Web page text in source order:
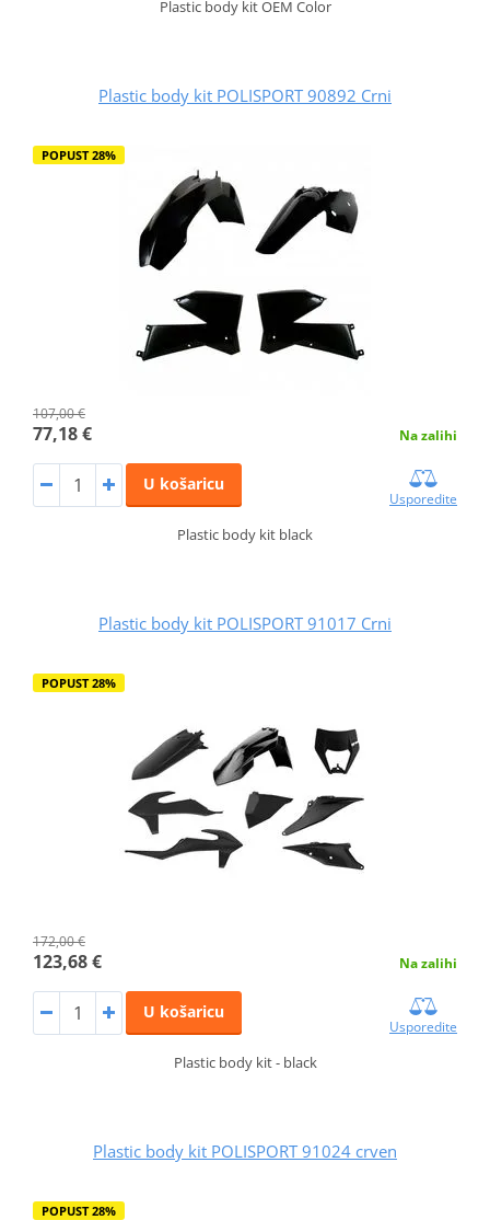
Plastic body kit OEM Color
Plastic body kit POLISPORT 90892 Crni
POPUST 28%
107,00 €
77,18 € Na zalihi
U košaricu
Usporedite
Plastic body kit black
Plastic body kit POLISPORT 91017 Crni
POPUST 28%
172,00 €
123,68 € Na zalihi
U košaricu
Usporedite
Plastic body kit - black
Plastic body kit POLISPORT 91024 crven
POPUST 28%